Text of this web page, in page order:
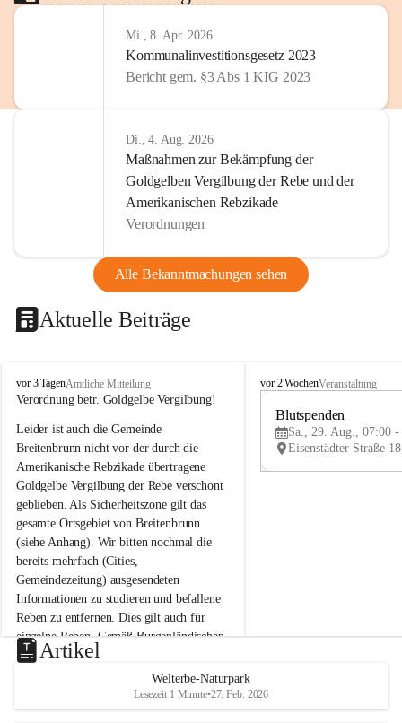
Mi., 8. Apr. 2026
Kommunalinvestitionsgesetz 2023
Bericht gem. §3 Abs 1 KIG 2023
Di., 4. Aug. 2026
Maßnahmen zur Bekämpfung der
Goldgelben Vergilbung der Rebe und der
Amerikanischen Rebzikade
Verordnungen
Alle Bekanntmachungen sehen
Aktuelle Beiträge
B
r
i
t
e
n
b
r
u
n
n
a
m
N
e
u
s
d
vor 3 TagenAmtliche Mitteilung
Verordnung betr. Goldgelbe Vergilbung!
Leider ist auch die Gemeinde
Breitenbrunn nicht vor der durch die
Amerikanische Rebzikade übertragene
Goldgelbe Vergilbung der Rebe verschont
geblieben. Als Sicherheitszone gilt das
gesamte Ortsgebiet von Breitenbrunn
(siehe Anhang). Wir bitten nochmal die
bereits mehrfach (Cities,
Gemeindezeitung) ausgesendeten
Informationen zu studieren und befallene
Reben zu entfernen. Dies gilt auch für
einzelne Reben. Gemäß Burgenländischen
Weinbaugesetz sind nicht gepflegte oder
unzulässige Weingärten zu roden! Bitte
helfen wir zusammen um unsere Winzer
vor den prognostizierten Ernteausfällen
B
e
u
e
d
vor 2 WochenVeranstaltung
Blutspenden
Sa., 29. Aug., 07:00 -
Artikel
Welterbe-Naturpark
Lesezeit 1 Minute•27. Feb. 2026